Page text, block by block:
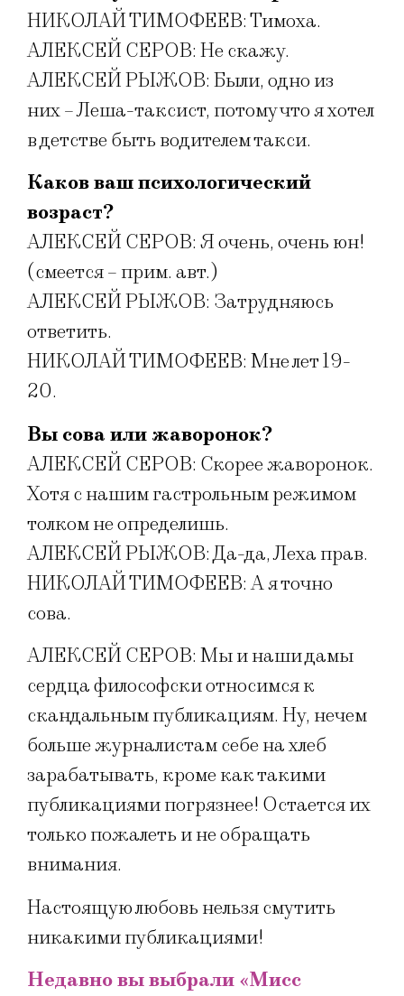
НИКОЛАЙ ТИМОФЕЕВ: Тимоха.
АЛЕКСЕЙ СЕРОВ: Не скажу.
АЛЕКСЕЙ РЫЖОВ: Были, одно из
них – Леша-таксист, потому что я хотел
в детстве быть водителем такси.
Каков ваш психологический
возраст?
АЛЕКСЕЙ СЕРОВ: Я очень, очень юн!
(смеется – прим. авт.)
АЛЕКСЕЙ РЫЖОВ: Затрудняюсь
ответить.
НИКОЛАЙ ТИМОФЕЕВ: Мне лет 19-
20.
Вы сова или жаворонок?
АЛЕКСЕЙ СЕРОВ: Скорее жаворонок.
Хотя с нашим гастрольным режимом
толком не определишь.
АЛЕКСЕЙ РЫЖОВ: Да-да, Леха прав.
НИКОЛАЙ ТИМОФЕЕВ: А я точно
сова.
АЛЕКСЕЙ СЕРОВ: Мы и наши дамы
сердца философски относимся к
скандальным публикациям. Ну, нечем
больше журналистам себе на хлеб
зарабатывать, кроме как такими
публикациями погрязнее! Остается их
только пожалеть и не обращать
внимания.
Настоящую любовь нельзя смутить
никакими публикациями!
Недавно вы выбрали «Мисс